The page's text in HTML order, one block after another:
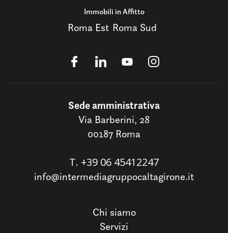
Immobili in Affitto
Roma Est Roma Sud
Sede amministrativa
Via Barberini, 28
00187 Roma
T. +39 06 45412247
info@intermediagruppocaltagirone.it
Chi siamo
Servizi